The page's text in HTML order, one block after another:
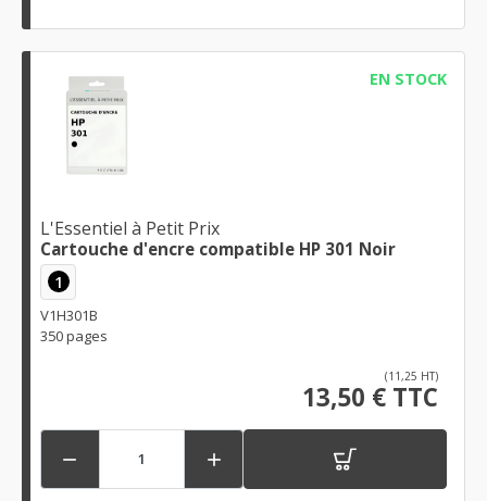
EN STOCK
L'Essentiel à Petit Prix
Cartouche d'encre compatible HP 301 Noir
1
V1H301B
350 pages
(11,25 HT)
13,50 € TTC
 